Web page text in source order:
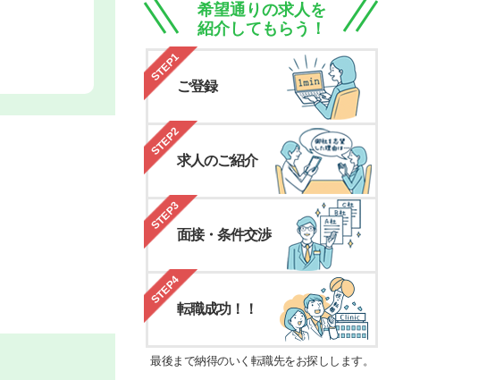
希望通りの求人を
紹介してもらう！
STEP1
ご登録
STEP2
求人のご紹介
STEP3
面接・条件交渉
STEP4
転職成功！！
最後まで納得のいく転職先をお探しします。